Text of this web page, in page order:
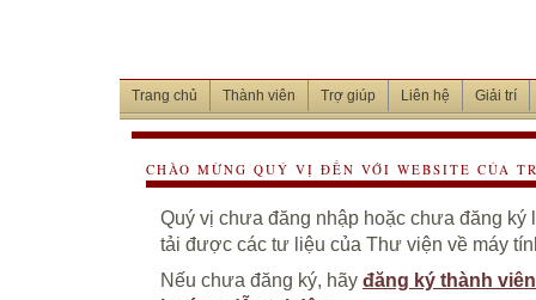
Trang chủ Thành viên Trợ giúp Liên hệ Giải trí
CHÀO MỪNG QUÝ VỊ ĐẾN VỚI WEBSITE CỦA
Quý vị chưa đăng nhập hoặc chưa đăng ký
tải được các tư liệu của Thư viện về máy
Nếu chưa đăng ký, hãy đăng ký thành